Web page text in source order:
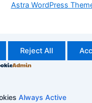
Astra WordPress
Reject All
Always Active